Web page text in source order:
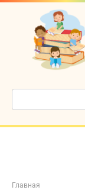
Перейти
контенту
Поиск:
Главная